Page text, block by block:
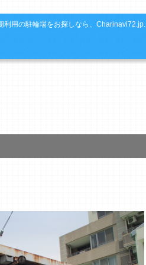
利用の駐輪場をお探しなら、Charinavi72.jp.